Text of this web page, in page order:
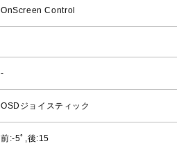
OnScreen Control
-
OSDジョイスティック
前:-5ﾟ,後:15